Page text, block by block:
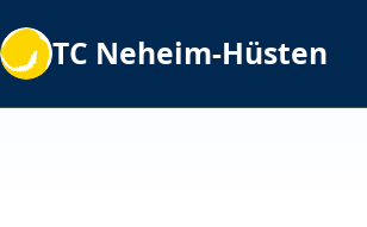
TC Neheim-Hüsten